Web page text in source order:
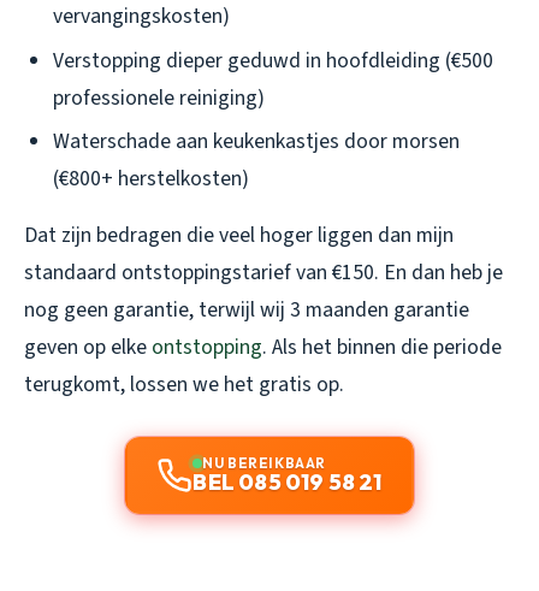
vervangingskosten)
Verstopping dieper geduwd in hoofdleiding (€500
professionele reiniging)
Waterschade aan keukenkastjes door morsen
(€800+ herstelkosten)
Dat zijn bedragen die veel hoger liggen dan mijn
standaard ontstoppingstarief van €150. En dan heb je
nog geen garantie, terwijl wij 3 maanden garantie
geven op elke ontstopping. Als het binnen die periode
terugkomt, lossen we het gratis op.
NU BEREIKBAAR
BEL 085 019 58 21